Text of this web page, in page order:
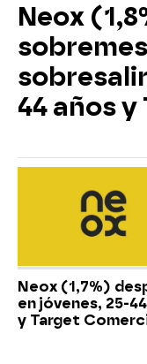
Neox
44 años
Neox (1,7%)
en jóvenes, 25-
y Target